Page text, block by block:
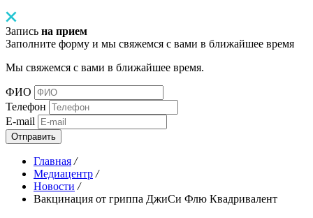
Запись на прием
Заполните форму и мы свяжемся с вами в ближайшее время
Мы свяжемся с вами в ближайшее время.
ФИО
Телефон
E-mail
Отправить
Главная /
Медиацентр /
Новости /
Вакцинация от гриппа ДжиСи Флю Квадривалент